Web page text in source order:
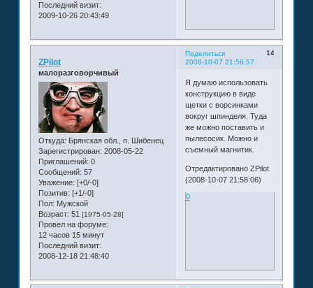
Последний визит:
2009-10-26 20:43:49
Поделиться
14
2008-10-07 21:56:57
ZPilot
малоразговорчивый
Откуда: Брянская обл., п. Шибенец
Зарегистрирован: 2008-05-22
Приглашений: 0
Сообщений: 57
Уважение: [+0/-0]
Позитив: [+1/-0]
Пол: Мужской
Возраст: 51 [1975-05-28]
Провел на форуме:
12 часов 15 минут
Последний визит:
2008-12-18 21:48:40
Я думаю использовать
конструкцию в виде
щетки с ворсинками
вокруг шпинделя. Туда
же можно поставить и
пылесосик. Можно и
съемный магнитик.
Отредактировано ZPilot
(2008-10-07 21:58:06)
0